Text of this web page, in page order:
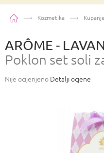
PočetnaKozmetika
ARÔME -
Poklon set soli
Prosječna
Nije ocijenjeno Detalji ocjene